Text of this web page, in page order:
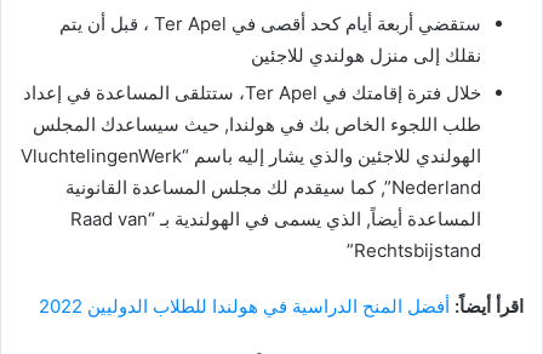
ستقضي أربعة أيام كحد أقصى في Ter Apel ، قبل أن يتم
نقلك إلى منزل هولندي للاجئين
خلال فترة إقامتك في Ter Apel، ستتلقى المساعدة في إعداد
طلب اللجوء الخاص بك في هولندا, حيث سيساعدك المجلس
الهولندي للاجئين والذي يشار إليه باسم “VluchtelingenWerk
Nederland”, كما سيقدم لك مجلس المساعدة القانونية
المساعدة أيضاً, الذي يسمى في الهولندية بـ “Raad van
Rechtsbijstand”
اقرأ أيضاً: أفضل المنح الدراسية في هولندا للطلاب الدوليين 2022